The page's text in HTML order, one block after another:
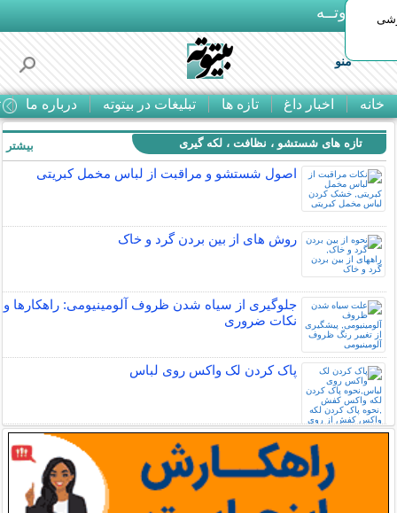
بـیتوتــه
منو
خانه اخبار داغ تازه ها تبلیغات در بیتوته درباره ما
تازه های شستشو ، نظافت ، لکه گیری
اصول شستشو و مراقبت از لباس مخمل کبریتی
روش های از بين بردن گرد و خاک
جلوگیری از سیاه شدن ظروف آلومینیومی: راهکارها و
نکات ضروری
پاک کردن لک واکس روی لباس
بیشتر